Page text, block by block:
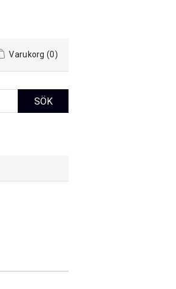
Varukorg (0)